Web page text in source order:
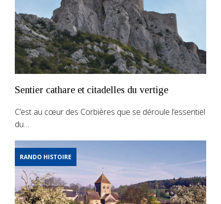
Sentier cathare et citadelles du vertige
C’est au cœur des Corbières que se déroule l’essentiel
du…
RANDO HISTOIRE